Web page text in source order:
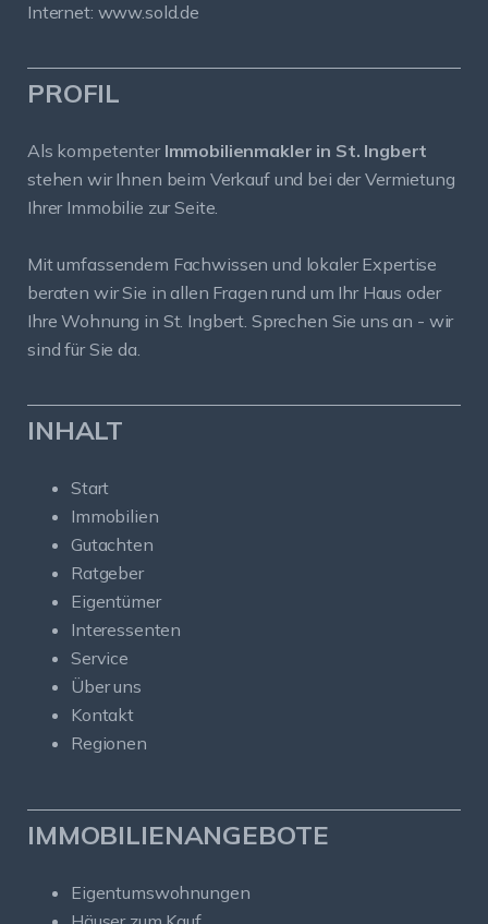
Internet: www.sold.de
PROFIL
Als kompetenter Immobilienmakler in St. Ingbert
stehen wir Ihnen beim Verkauf und bei der Vermietung
Ihrer Immobilie zur Seite.
Mit umfassendem Fachwissen und lokaler Expertise
beraten wir Sie in allen Fragen rund um Ihr Haus oder
Ihre Wohnung in St. Ingbert. Sprechen Sie uns an - wir
sind für Sie da.
INHALT
Start
Immobilien
Gutachten
Ratgeber
Eigentümer
Interessenten
Service
Über uns
Kontakt
Regionen
IMMOBILIENANGEBOTE
Eigentumswohnungen